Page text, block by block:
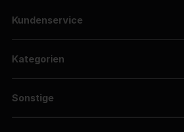
gekauft und bin sehr zufrieden mit
Qualität.
Kundenservice
Kategorien
Sonstige